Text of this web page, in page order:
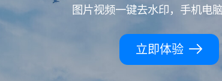
图片视频一键去水印，手机电
立即体验